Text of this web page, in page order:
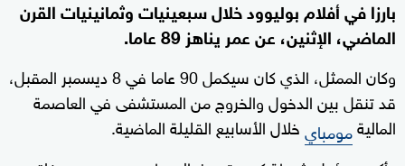
بارزا في أفلام بوليوود خلال سبعينيات وثمانينيات القرن
الماضي، الإثنين، عن عمر يناهز 89 عاما.
وكان الممثل، الذي كان سيكمل 90 عاما في 8 ديسمبر المقبل،
قد تنقل بين الدخول والخروج من المستشفى في العاصمة
الماليةمومبايخلال الأسابيع القليلة الماضية.